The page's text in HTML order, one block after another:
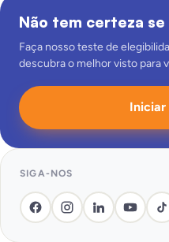
Não tem certeza
Faça nosso teste de
descubra o melhor visto para
Iniciar
SIGA-NOS